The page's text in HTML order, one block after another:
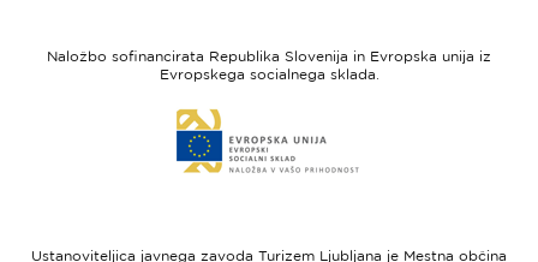
Slovenia
-
regionalni
Naložbo sofinancirata Republika Slovenija in Evropska unija iz
Evropskega socialnega sklada.
do
spletne
Ustanoviteljica javnega zavoda Turizem Ljubljana je Mestna občina